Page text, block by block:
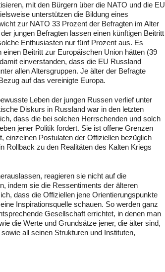
mit den Bürgern über die NATO und die EU
unterstützen die Bildung eines
zur NATO 33 Prozent der Befragten im Alter
jungen Befragten lassen einen künftigen Beitritt
Enthusiasten nur fünf Prozent aus. Es
Beitritt zur Europäischen Union hätten (39
einverstanden, dass die EU Russland
allen Altersgruppen. Je älter der Befragte
auf das vereinigte Europa.
Leben der jungen Russen verlief unter
Diskurs in Russland war in den letzten
dass die bei solchen Herrschenden und solch
jener Politik fordert. Sie ist offene Grenzen
einzelnen Postulaten der Offiziellen bezüglich
Rollback zu den Realitäten des Kalten Kriegs
reagieren sie nicht auf die
indem sie die Ressentiments der älteren
dass die Offiziellen jene Orientierungspunkte
Inspirationsquelle schauen. So werden ganz
Gesellschaft errichtet, in denen man
die Werte und Grundsätze jener, die älter sind,
all seinen Strukturen und Instituten,